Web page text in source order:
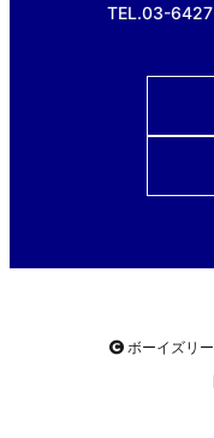
TEL.03-
ボーイズリ